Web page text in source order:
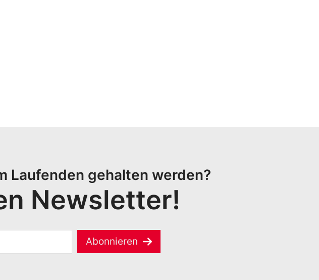
Laufenden gehalten werden?
Newsletter!
Abonnieren